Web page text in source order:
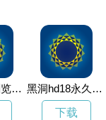
黑洞加速浏览器i安卓下载 黑洞hd18永久破解版
下载